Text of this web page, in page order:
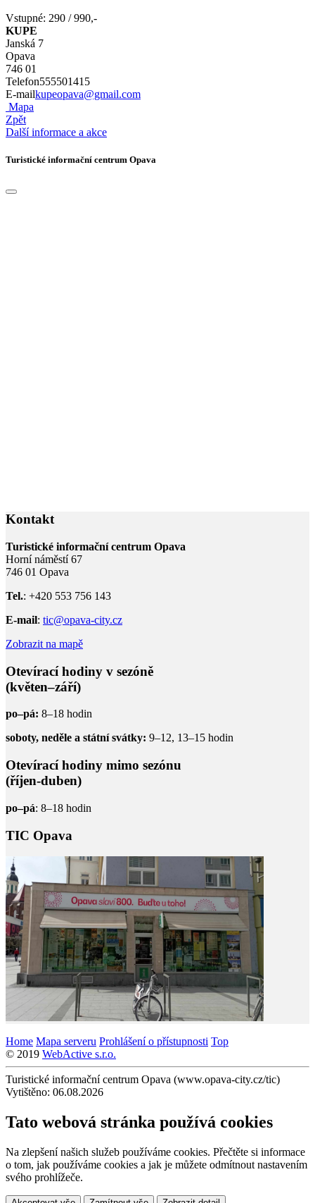
Vstupné: 290 / 990,-
KUPE
Janská 7
Opava
746 01
Telefon555501415
E-mailkupeopava@gmail.com
Mapa
Zpět
Další informace a akce
Turistické informační centrum Opava
Kontakt
Turistické informační centrum Opava
Horní náměstí 67
746 01 Opava
Tel.: +420 553 756 143
E-mail: tic@opava-city.cz
Zobrazit na mapě
Otevírací hodiny v sezóně
(květen–září)
po–pá: 8–18 hodin
soboty, neděle a státní svátky: 9–12, 13–15 hodin
Otevírací hodiny mimo sezónu
(říjen-duben)
po–pá: 8–18 hodin
TIC Opava
Home Mapa serveru Prohlášení o přístupnosti Top
© 2019 WebActive s.r.o.
Turistické informační centrum Opava (www.opava-city.cz/tic)
Vytištěno: 06.08.2026
Tato webová stránka používá cookies
Na zlepšení našich služeb používáme cookies. Přečtěte si informace
o tom, jak používáme cookies a jak je můžete odmítnout nastavením
svého prohlížeče.